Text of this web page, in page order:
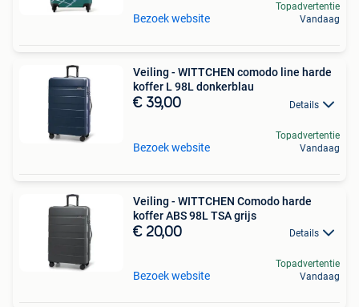
Bezoek website
Topadvertentie
Vandaag
Veiling - WITTCHEN comodo line harde
koffer L 98L donkerblau
€ 39,00 Details
Bezoek website
Topadvertentie
Vandaag
Veiling - WITTCHEN Comodo harde
koffer ABS 98L TSA grijs
€ 20,00 Details
Bezoek website
Topadvertentie
Vandaag